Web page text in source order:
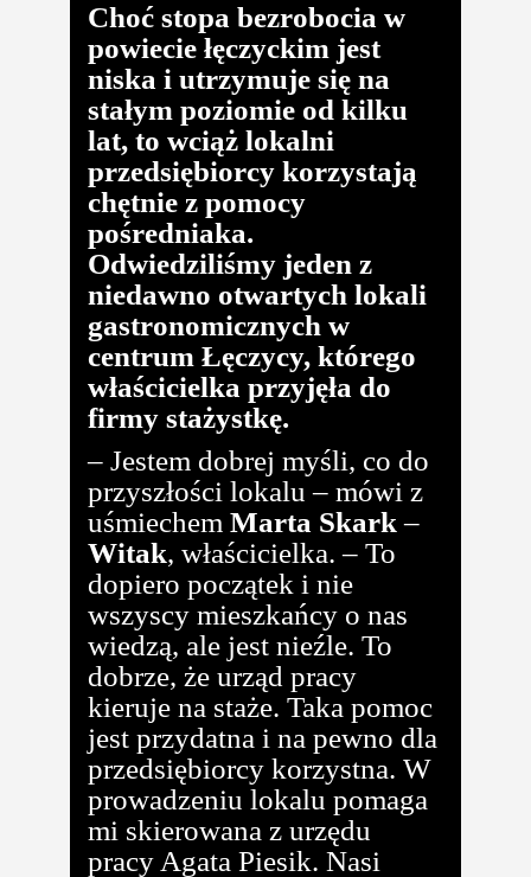
Choć stopa bezrobocia w
powiecie łęczyckim jest
niska i utrzymuje się na
stałym poziomie od kilku
lat, to wciąż lokalni
przedsiębiorcy korzystają
chętnie z pomocy
pośredniaka.
Odwiedziliśmy jeden z
niedawno otwartych lokali
gastronomicznych w
centrum Łęczycy, którego
właścicielka przyjęła do
firmy stażystkę.
– Jestem dobrej myśli, co do
przyszłości lokalu – mówi z
uśmiechem Marta Skark –
Witak, właścicielka. – To
dopiero początek i nie
wszyscy mieszkańcy o nas
wiedzą, ale jest nieźle. To
dobrze, że urząd pracy
kieruje na staże. Taka pomoc
jest przydatna i na pewno dla
przedsiębiorcy korzystna. W
prowadzeniu lokalu pomaga
mi skierowana z urzędu
pracy Agata Piesik. Nasi